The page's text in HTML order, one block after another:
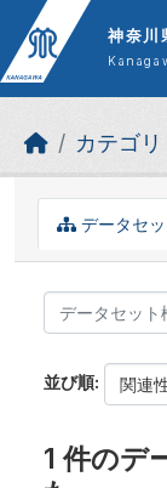
Skip to main content
神奈川
カテゴリ
データセッ
並び順
1 件のデ